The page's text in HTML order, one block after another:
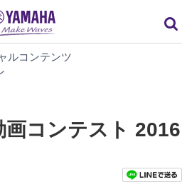
ルコンテンツ
ー
コンテスト 2016